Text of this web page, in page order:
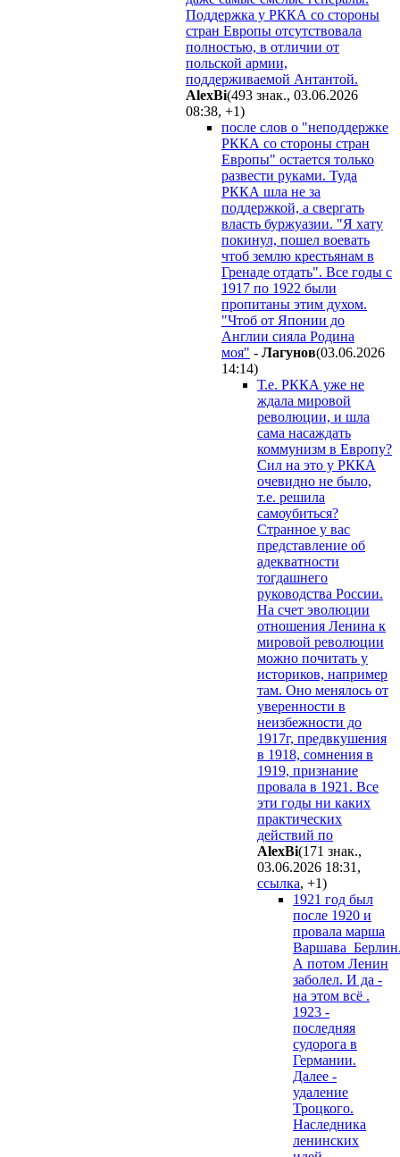
Поддержка у РККА со стороны
стран Европы отсутствовала
полностью, в отличии от
польской армии,
поддерживаемой Антантой.
AlexBi(493 знак., 03.06.2026
08:38, +1)
после слов о "неподдержке
РККА со стороны стран
Европы" остается только
развести руками. Туда
РККА шла не за
поддержкой, а свергать
власть буржуазии. "Я хату
покинул, пошел воевать
чтоб землю крестьянам в
Гренаде отдать". Все годы с
1917 по 1922 были
пропитаны этим духом.
"Чтоб от Японии до
Англии сияла Родина
моя" - Лaгyнoв(03.06.2026
14:14)
Т.е. РККА уже не
ждала мировой
революции, и шла
сама насаждать
коммунизм в Европу?
Сил на это у РККА
очевидно не было,
т.е. решила
самоубиться?
Странное у вас
представление об
адекватности
тогдашнего
руководства России.
На счет эволюции
отношения Ленина к
мировой революции
можно почитать у
историков, например
там. Оно менялось от
уверенности в
неизбежности до
1917г, предвкушения
в 1918, сомнения в
1919, признание
провала в 1921. Все
эти годы ни каких
практических
действий по
AlexBi(171 знак.,
03.06.2026 18:31 ,
ссылка, +1)
1921 год был
после 1920 и
провала марша
А потом Ленин
заболел. И да -
на этом всё .
1923 -
последняя
судорога в
Германии.
Далее -
удаление
Троцкого.
Наследника
ленинских